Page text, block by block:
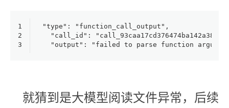
1
2
3
"type": "function_call_output",
  "call_id": "call_93caa17cd376474ba142a380",
"output": "failed to parse function
就猜到是大模型阅读文件异常，后续